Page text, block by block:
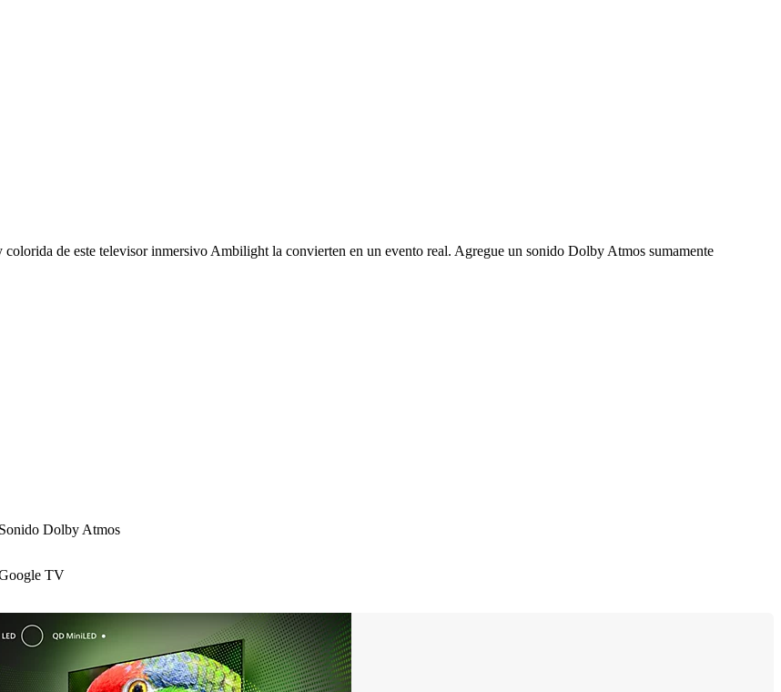
de este televisor inmersivo Ambilight la convierten en un evento real. Agregue un sonido Dolby Atmos sumamente
Sonido Dolby Atmos
TV